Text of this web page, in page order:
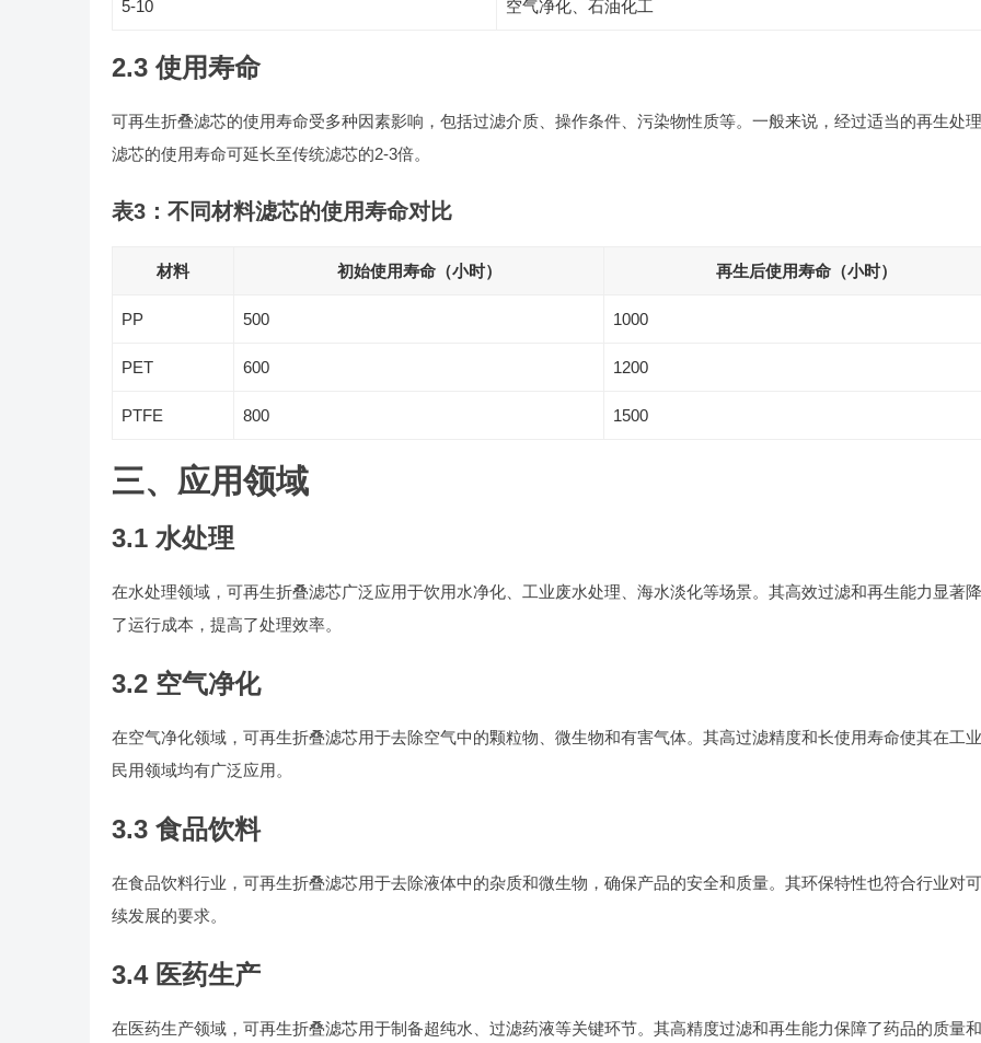
5-10 空气净化、石油化工
2.3 使用寿命
可再生折叠滤芯的使用寿命受多种因素影响，包括过滤介质、操作条件、污染物性质等。一般来说，经过适当的再生处
滤芯的使用寿命可延长至传统滤芯的2-3倍。
表3：不同材料滤芯的使用寿命对比
材料 初始使用寿命（小时） 再生后使用寿命（小时）
PP 500 1000
PET 600 1200
PTFE 800 1500
三、应用领域
3.1 水处理
在水处理领域，可再生折叠滤芯广泛应用于饮用水净化、工业废水处理、海水淡化等场景。其高效过滤和再生能力显著
了运行成本，提高了处理效率。
3.2 空气净化
在空气净化领域，可再生折叠滤芯用于去除空气中的颗粒物、微生物和有害气体。其高过滤精度和长使用寿命使其在工
民用领域均有广泛应用。
3.3 食品饮料
在食品饮料行业，可再生折叠滤芯用于去除液体中的杂质和微生物，确保产品的安全和质量。其环保特性也符合行业对
续发展的要求。
3.4 医药生产
在医药生产领域，可再生折叠滤芯用于制备超纯水、过滤药液等关键环节。其高精度过滤和再生能力保障了药品的质量